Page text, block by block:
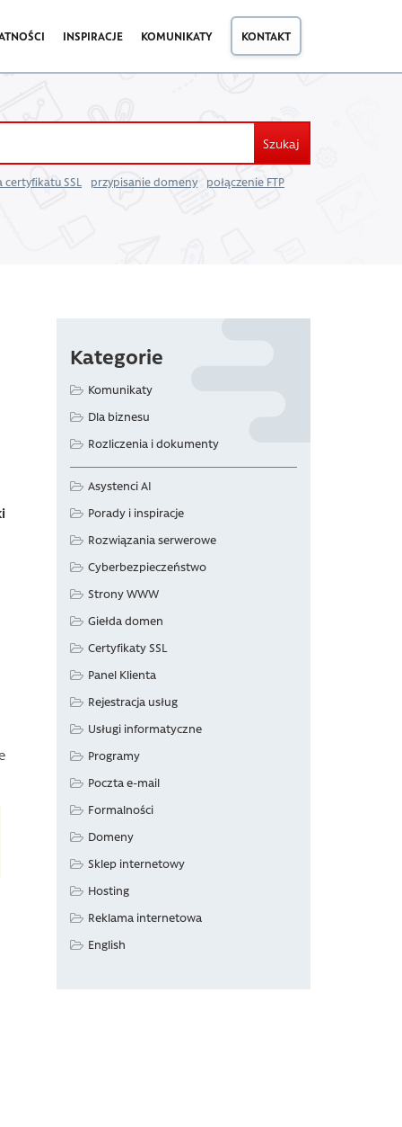
INSPIRACJE KOMUNIKATY KONTAKT
Szukaj
SSL przypisanie domeny połączenie FTP
Kategorie
Komunikaty
Dla biznesu
Rozliczenia i dokumenty
Asystenci AI
Porady i inspiracje
Rozwiązania serwerowe
Cyberbezpieczeństwo
Strony WWW
Giełda domen
Certyfikaty SSL
Panel Klienta
Rejestracja usług
Usługi informatyczne
Programy
Poczta e-mail
Formalności
Domeny
Sklep internetowy
Hosting
Reklama internetowa
English